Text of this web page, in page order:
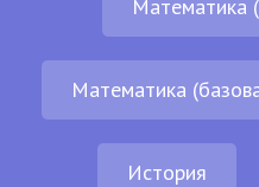
Математика
Математика
История